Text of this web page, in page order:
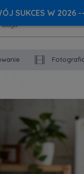
SUKCES W 2026